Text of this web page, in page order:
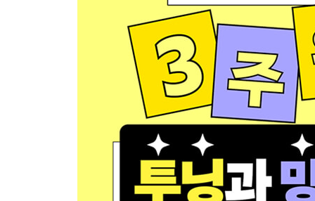
Day 7 생활 속 영어회화 웹툰 [4학년 영어]
도전! 미션 해결! 영어 동화책을 웹툰으로 만들기
Day 8 나만의 롤모델 인터뷰 웹툰 [4~6학년 창체]
도전! 미션 해결! 투닝 캐릭터 대화를 인터뷰 웹툰
Day 9 상상을 현실로! 마법학교 웹툰 [4~6학년]
도전! 미션 해결! 문장 입력으로 네 컷 웹툰 만들기
Day 10 초능력 베이비가 순간 이동하는 웹툰 [4~6